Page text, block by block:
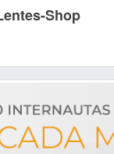
Shop